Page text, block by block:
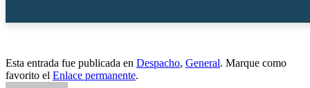
Esta entrada fue publicada en Despacho, General. Marque como
favorito el Enlace permanente.